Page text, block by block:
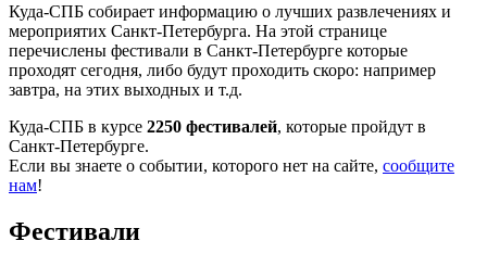
Куда-СПБ собирает информацию о лучших развлечениях и
мероприятих Санкт-Петербурга. На этой странице
перечислены фестивали в Санкт-Петербурге которые
проходят сегодня, либо будут проходить скоро: например
завтра, на этих выходных и т.д.
Куда-СПБ в курсе 2250 фестивалей, которые пройдут в
Санкт-Петербурге.
Если вы знаете о событии, которого нет на сайте, сообщите
нам!
Фестивали